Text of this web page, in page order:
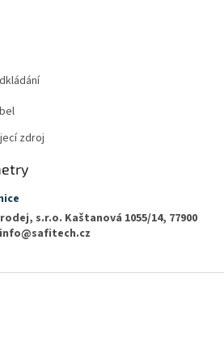
zdroj
s.r.o. Kaštanová 1055/14, 77900